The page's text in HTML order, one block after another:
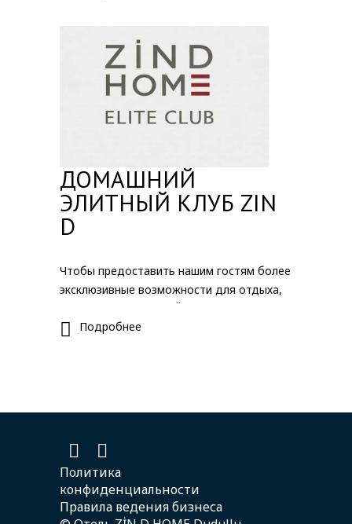
ДОМАШНИЙ
ЭЛИТНЫЙ КЛУБ ZIN
D
Чтобы предоставить нашим гостям более
эксклюзивные возможности для отдыха,
мы создали ЭЛИТНЫЙ клуб ZIN D HOME!
Благодаря этой программе вы можете
* Базовый (базовый) уровень: скидка 2% с
первого момента вашего членства.
* Серебряный (серебряный) уровень:
скидка 5% после 25 ночей проживания.
• Золотой (золотой) уровень: скидка 10%
Подробнее
Политика
конфиденциальности
Правила ведения бизнеса